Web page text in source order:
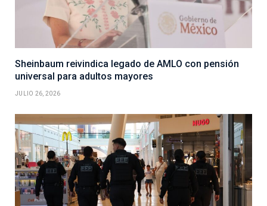
Sheinbaum reivindica legado de AMLO con pensión
universal para adultos mayores
JULIO 26, 2026